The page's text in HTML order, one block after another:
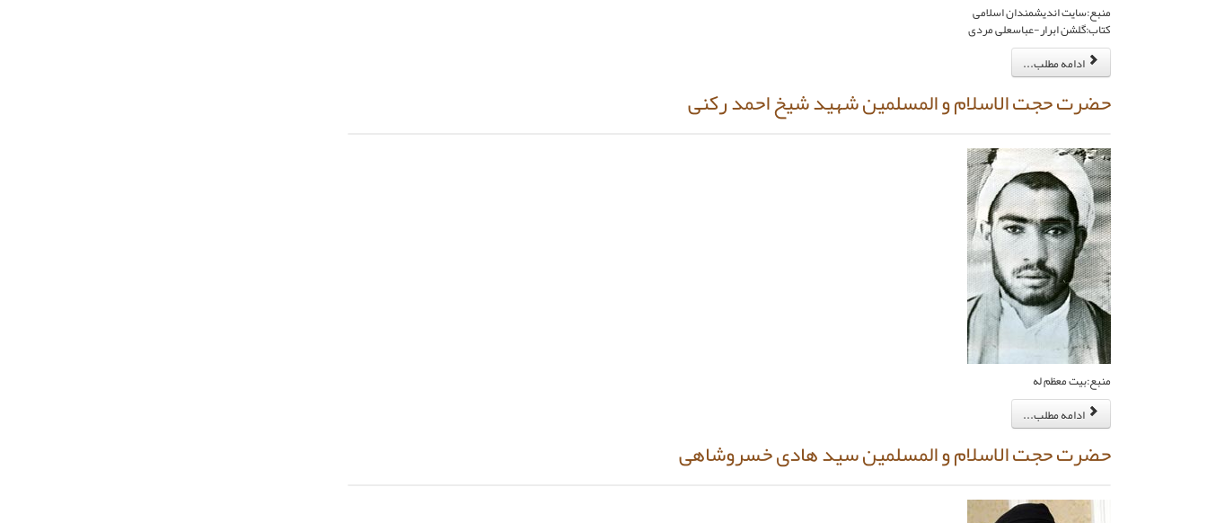
منبع:سایت اندیشمندان اسلامی
کتاب:گلشن ابرار-عباسعلی مردی
ادامه مطلب...
حضرت حجت الاسلام و المسلمین شهید شیخ احمد رکنی
منبع:بیت معظم له
ادامه مطلب...
حضرت حجت الاسلام و المسلمین سید هادی خسروشاهی